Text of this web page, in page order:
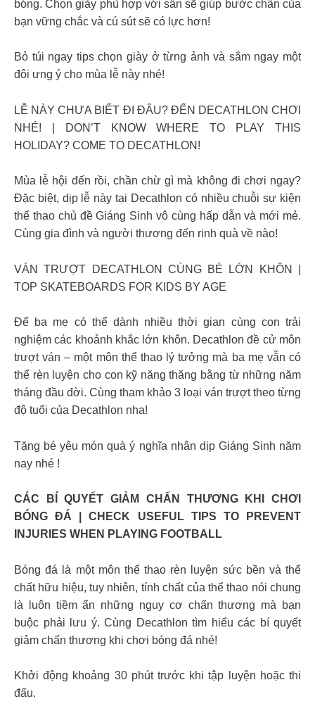
bóng. Chọn giày phù hợp với sân sẽ giúp bước chân của
bạn vững chắc và cú sút sẽ có lực hơn!
Bỏ túi ngay tips chọn giày ở từng ảnh và sắm ngay một
đôi ưng ý cho mùa lễ này nhé!
LỄ NÀY CHƯA BIẾT ĐI ĐÂU? ĐẾN DECATHLON CHƠI
NHÉ! | DON’T KNOW WHERE TO PLAY THIS
HOLIDAY? COME TO DECATHLON!
Mùa lễ hội đến rồi, chần chừ gì mà không đi chơi ngay?
Đặc biệt, dịp lễ này tại Decathlon có nhiều chuỗi sự kiện
thể thao chủ đề Giáng Sinh vô cùng hấp dẫn và mới mẻ.
Cùng gia đình và người thương đến rinh quà về nào!
VÁN TRƯỢT DECATHLON CÙNG BÉ LỚN KHÔN |
TOP SKATEBOARDS FOR KIDS BY AGE
Để ba mẹ có thể dành nhiều thời gian cùng con trải
nghiệm các khoảnh khắc lớn khôn. Decathlon đề cử môn
trượt ván – một môn thể thao lý tưởng mà ba mẹ vẫn có
thể rèn luyện cho con kỹ năng thăng bằng từ những năm
tháng đầu đời. Cùng tham khảo 3 loại ván trượt theo từng
độ tuổi của Decathlon nha!
Tặng bé yêu món quà ý nghĩa nhân dịp Giáng Sinh năm
nay nhé !
CÁC BÍ QUYẾT GIẢM CHẤN THƯƠNG KHI CHƠI
BÓNG ĐÁ | CHECK USEFUL TIPS TO PREVENT
INJURIES WHEN PLAYING FOOTBALL
Bóng đá là một môn thể thao rèn luyện sức bền và thể
chất hữu hiệu, tuy nhiên, tính chất của thể thao nói chung
là luôn tiềm ẩn những nguy cơ chấn thương mà bạn
buộc phải lưu ý. Cùng Decathlon tìm hiểu các bí quyết
giảm chấn thương khi chơi bóng đá nhé!
Khởi động khoảng 30 phút trước khi tập luyện hoặc thi
đấu.